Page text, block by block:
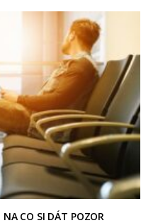
CO SI DÁT POZOR